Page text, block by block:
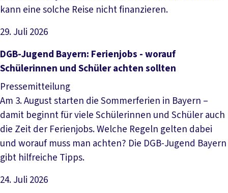
kann eine solche Reise nicht finanzieren.
29. Juli 2026
Artikel lesen
DGB-Jugend Bayern: Ferienjobs - worauf
Schülerinnen und Schüler achten sollten
Pressemitteilung
Am 3. August starten die Sommerferien in Bayern –
damit beginnt für viele Schülerinnen und Schüler auch
die Zeit der Ferienjobs. Welche Regeln gelten dabei
und worauf muss man achten? Die DGB-Jugend Bayern
gibt hilfreiche Tipps.
24. Juli 2026